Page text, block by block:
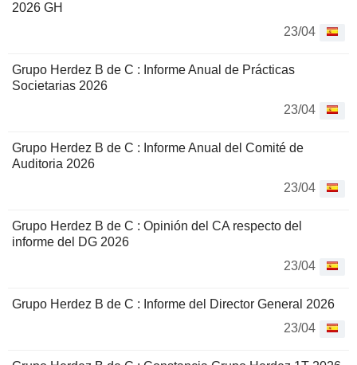
2026 GH
23/04
Grupo Herdez B de C : Informe Anual de Prácticas
Societarias 2026
23/04
Grupo Herdez B de C : Informe Anual del Comité de
Auditoria 2026
23/04
Grupo Herdez B de C : Opinión del CA respecto del
informe del DG 2026
23/04
Grupo Herdez B de C : Informe del Director General 2026
23/04